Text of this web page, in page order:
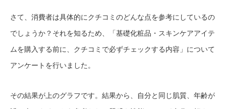
さて、消費者は具体的にクチコミのどんな点を参考にしているの
でしょうか？それを知るため、「基礎化粧品・スキンケアアイテ
ムを購入する前に、クチコミで必ずチェックする内容」について
アンケートを行いました。
その結果が上のグラフです。結果から、自分と同じ肌質、年齢が